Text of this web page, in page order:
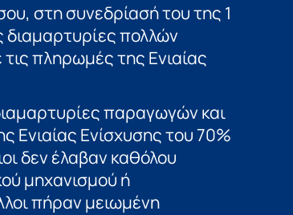
στη συνεδρίασή του της 1
διαμαρτυρίες πολλών
πληρωμές της Ενιαίας
παραγωγών και
Ενιαίας Ενίσχυσης του 70%
δεν έλαβαν καθόλου
μηχανισμού ή
πήραν μειωμένη